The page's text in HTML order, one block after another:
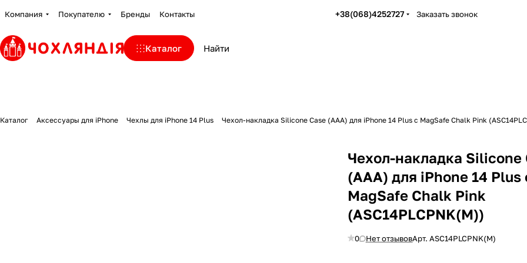
Компания Покупателю Бренды Контакты +38(068)4252727 Заказать звонок
Каталог
Каталог Аксессуары для iPhone Чехлы для iPhone 14 Plus Чехол-накладка Silicone Case (AAA) для iPhone 14 Plus с MagSafe Chalk Pink
Чехол-накладка Silicone
(AAA) для iPhone 14 Plus
MagSafe Chalk Pink
(ASC14PLCPNK(M))
0 Нет отзывовАрт.ASC14PLCPNK(M)